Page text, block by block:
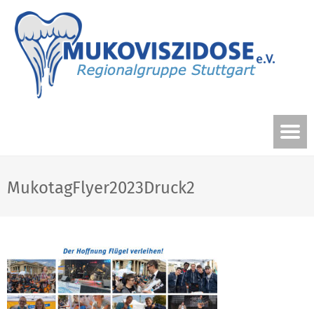
MukotagFlyer2023Druck2